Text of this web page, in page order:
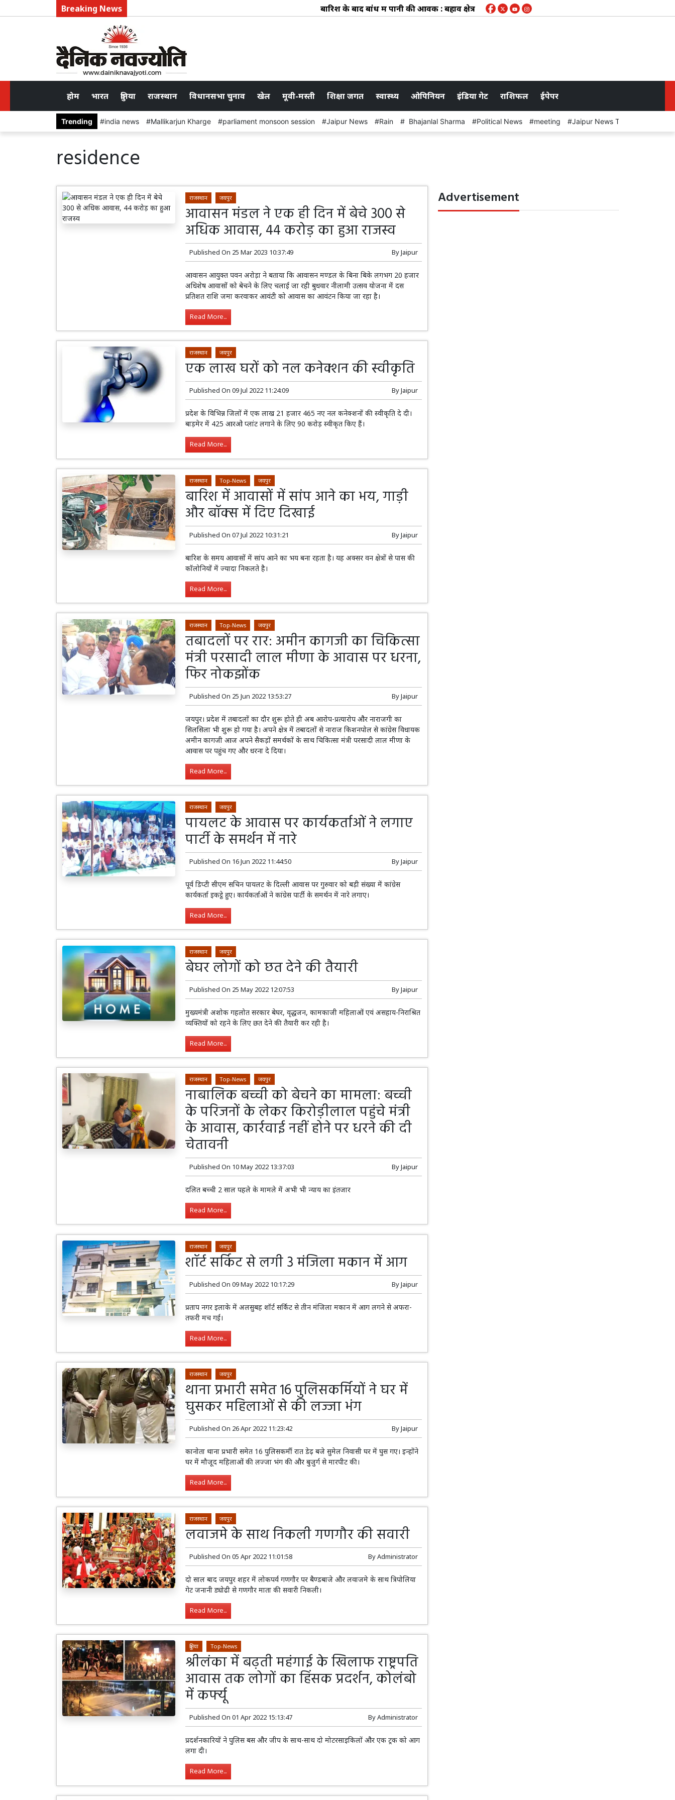
Breaking News बारिश के बाद बांध में पानी की आवक : बहाव क्षेत्र के करीब 50 गांवों के लिए चेतावनी जारी, कभी भी खुल सकते हैं बांध
होम भारत दुनिया राजस्थान विधानसभा चुनाव खेल मूवी-मस्ती शिक्षा जगत स्वास्थ्य ओपिनियन इंडिया गेट राशिफल ईपेपर
Trending india news Mallikarjun Kharge parliament monsoon session Jaipur News Rain Bhajanlal Sharma Political News meeting Jaipur News Today
residence
राजस्थान जयपुर
आवासन मंडल ने एक ही दिन में बेचे 300 से
अधिक आवास, 44 करोड़ का हुआ राजस्व
Published On 25 Mar 2023 10:37:49 ByJaipur
आवासन आयुक्त पवन अरोड़ा ने बताया कि आवासन मण्डल के बिना बिके लगभग 20 हजार
अधिशेष आवासों को बेचने के लिए चलाई जा रही बुधवार नीलामी उत्सव योजना में दस
प्रतिशत राशि जमा करवाकर आवंटी को आवास का आवंटन किया जा रहा है।
Read More...
राजस्थान जयपुर
एक लाख घरों को नल कनेक्शन की स्वीकृति
Published On 09 Jul 2022 11:24:09 ByJaipur
प्रदेश के विभिन्न जिलों में एक लाख 21 हजार 465 नए नल कनेक्शनों की स्वीकृति दे दी।
बाड़मेर में 425 आरओ प्लांट लगाने के लिए 90 करोड़ स्वीकृत किए हैं।
Read More...
राजस्थान Top-News जयपुर
बारिश में आवासों में सांप आने का भय, गाड़ी
और बॉक्स में दिए दिखाई
Published On 07 Jul 2022 10:31:21 ByJaipur
बारिश के समय आवासों में सांप आने का भय बना रहता है। यह अक्सर वन क्षेत्रों से पास की
कॉलोनियों में ज्यादा निकलते है।
Read More...
राजस्थान Top-News जयपुर
तबादलों पर रार: अमीन कागजी का चिकित्सा
मंत्री परसादी लाल मीणा के आवास पर धरना,
फिर नोकझोंक
Published On 25 Jun 2022 13:53:27 ByJaipur
जयपुर। प्रदेश में तबादलों का दौर शुरू होते ही अब आरोप-प्रत्यारोप और नाराजगी का
सिलसिला भी शुरू हो गया है। अपने क्षेत्र में तबादलों से नाराज किशनपोल से कांग्रेस विधायक
अमीन कागजी आज अपने सैकड़ों समर्थकों के साथ चिकित्सा मंत्री परसादी लाल मीणा के
आवास पर पहुंच गए और धरना दे दिया।
Read More...
राजस्थान जयपुर
पायलट के आवास पर कार्यकर्ताओं ने लगाए
पार्टी के समर्थन में नारे
Published On 16 Jun 2022 11:44:50 ByJaipur
पूर्व डिप्टी सीएम सचिन पायलट के दिल्ली आवास पर गुरुवार को बड़ी संख्या में कांग्रेस
कार्यकर्ता इकट्ठे हुए। कार्यकर्ताओं ने कांग्रेस पार्टी के समर्थन में नारे लगाए।
Read More...
राजस्थान जयपुर
बेघर लोगों को छत देने की तैयारी
Published On 25 May 2022 12:07:53 ByJaipur
मुख्यमंत्री अशोक गहलोत सरकार बेघर, वृद्धजन, कामकाजी महिलाओं एवं असहाय-निराश्रित
व्यक्तियों को रहने के लिए छत देने की तैयारी कर रही है।
Read More...
राजस्थान Top-News जयपुर
नाबालिक बच्ची को बेचने का मामला: बच्ची
के परिजनों के लेकर किरोड़ीलाल पहुंचे मंत्री
के आवास, कार्रवाई नहीं होने पर धरने की दी
चेतावनी
Published On 10 May 2022 13:37:03 ByJaipur
दलित बच्ची 2 साल पहले के मामले में अभी भी न्याय का इंतजार
Read More...
राजस्थान जयपुर
शॉर्ट सर्किट से लगी 3 मंजिला मकान में आग
Published On 09 May 2022 10:17:29 ByJaipur
प्रताप नगर इलाके में अलसुबह शॉर्ट सर्किट से तीन मंजिला मकान में आग लगने से अफरा-
तफरी मच गई।
Read More...
राजस्थान जयपुर
थाना प्रभारी समेत 16 पुलिसकर्मियों ने घर में
घुसकर महिलाओं से की लज्जा भंग
Published On 26 Apr 2022 11:23:42 ByJaipur
कानोता थाना प्रभारी समेत 16 पुलिसकर्मी रात डेढ़ बजे सुमेल निवासी घर में घुस गए। इन्होंने
घर में मौजूद महिलाओं की लज्जा भंग की और बुजुर्ग से मारपीट की।
Read More...
राजस्थान जयपुर
लवाजमे के साथ निकली गणगौर की सवारी
Published On 05 Apr 2022 11:01:58 ByAdministrator
दो साल बाद जयपुर शहर में लोकपर्व गणगौर पर बैण्डबाजे और लवाजमे के साथ त्रिपोलिया
गेट जनानी ड्योढी से गणगौर माता की सवारी निकली।
Read More...
दुनिया Top-News
श्रीलंका में बढ़ती महंगाई के खिलाफ राष्ट्रपति
आवास तक लोगों का हिंसक प्रदर्शन, कोलंबो
में कर्फ्यू
Published On 01 Apr 2022 15:13:47 ByAdministrator
प्रदर्शनकारियों ने पुलिस बस और जीप के साथ-साथ दो मोटरसाइकिलों और एक ट्रक को आग
लगा दी।
Read More...
Advertisement